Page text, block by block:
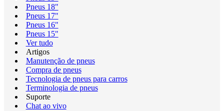
Pneus 18"
Pneus 17"
Pneus 16"
Pneus 15"
Ver tudo
Artigos
Manutenção de pneus
Compra de pneus
Tecnologia de pneus para carros
Terminologia de pneus
Suporte
Chat ao vivo